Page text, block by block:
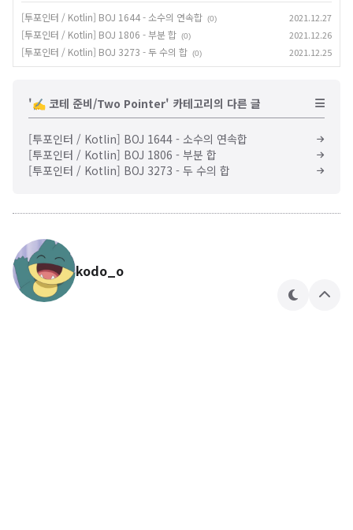
[투포인터 / Kotlin] BOJ 1644 - 소수의 연속합 (0) 2021.12.27
[투포인터 / Kotlin] BOJ 1806 - 부분 합 (0) 2021.12.26
[투포인터 / Kotlin] BOJ 3273 - 두 수의 합 (0) 2021.12.25
'✍️ 코테 준비/Two Pointer' 카테고리의 다른 글
[투포인터 / Kotlin] BOJ 1644 - 소수의 연속합
[투포인터 / Kotlin] BOJ 1806 - 부분 합
[투포인터 / Kotlin] BOJ 3273 - 두 수의 합
kodo_o
테
상